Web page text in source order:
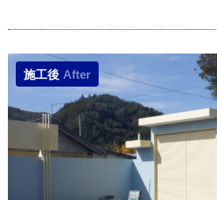
施工後 After